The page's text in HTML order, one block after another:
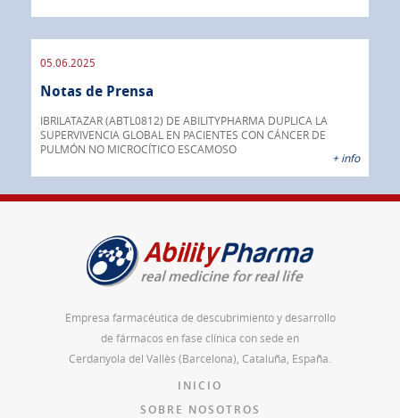
05.06.2025
Notas de Prensa
IBRILATAZAR (ABTL0812) DE ABILITYPHARMA DUPLICA LA
SUPERVIVENCIA GLOBAL EN PACIENTES CON CÁNCER DE
PULMÓN NO MICROCÍTICO ESCAMOSO
+ info
Empresa farmacéutica de descubrimiento y desarrollo
de fármacos en fase clínica con sede en
Cerdanyola del Vallès (Barcelona), Cataluña, España.
INICIO
SOBRE NOSOTROS